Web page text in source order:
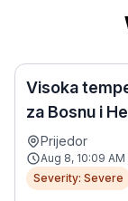
Visoka
za Bosnu i
Prijedor
Aug 8, 10:09
Severity: Severe